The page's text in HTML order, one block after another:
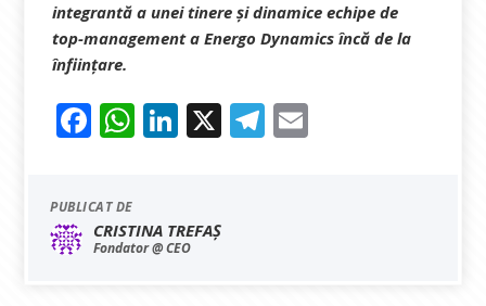
integrantă a unei tinere și dinamice echipe de
top-management a Energo Dynamics încă de la
înființare.
F
c
e
b
W
s
A
Li
e
dI
X T
PUBLICAT DE
CRISTINA TREFAȘ
Fondator @ CEO